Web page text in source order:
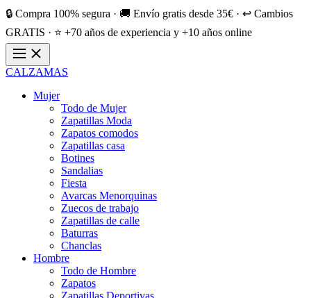
🔒 Compra 100% segura · 🚚 Envío gratis desde 35€ · ↩️ Cambios
GRATIS · ⭐ +70 años de experiencia y +10 años online
CALZAMAS
Mujer
Todo de Mujer
Zapatillas Moda
Zapatos comodos
Zapatillas casa
Botines
Sandalias
Fiesta
Avarcas Menorquinas
Zuecos de trabajo
Zapatillas de calle
Baturras
Chanclas
Hombre
Todo de Hombre
Zapatos
Zapatillas Deportivas